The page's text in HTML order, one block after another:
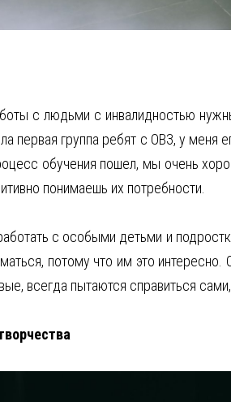
с людьми с инвалидностью
первая группа ребят с ОВЗ, у меня
обучения пошел, мы очень
понимаешь их потребности.
с особыми детьми и
потому что им это
всегда пытаются справиться